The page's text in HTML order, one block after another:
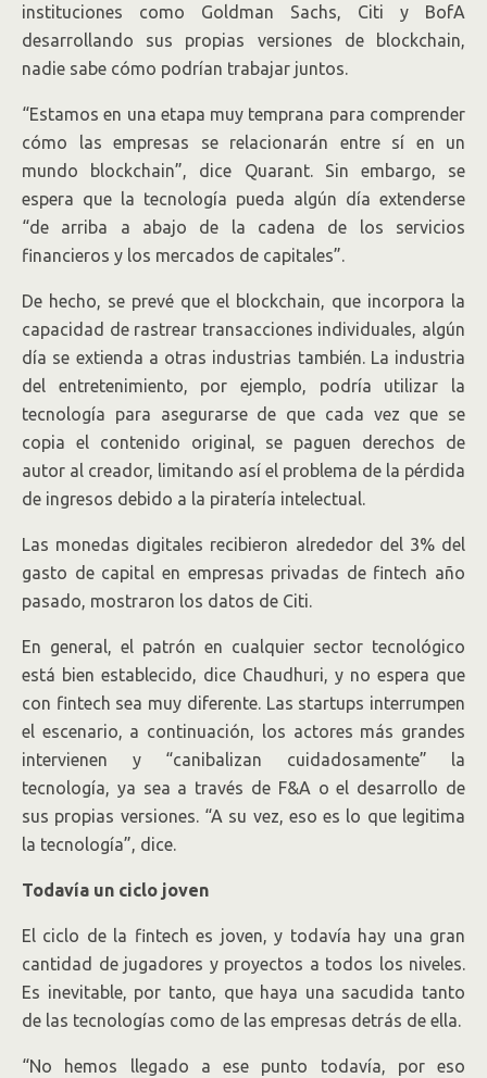
instituciones como Goldman Sachs, Citi y BofA
desarrollando sus propias versiones de blockchain,
nadie sabe cómo podrían trabajar juntos.
“Estamos en una etapa muy temprana para comprender
cómo las empresas se relacionarán entre sí en un
mundo blockchain”, dice Quarant. Sin embargo, se
espera que la tecnología pueda algún día extenderse
“de arriba a abajo de la cadena de los servicios
financieros y los mercados de capitales”.
De hecho, se prevé que el blockchain, que incorpora la
capacidad de rastrear transacciones individuales, algún
día se extienda a otras industrias también. La industria
del entretenimiento, por ejemplo, podría utilizar la
tecnología para asegurarse de que cada vez que se
copia el contenido original, se paguen derechos de
autor al creador, limitando así el problema de la pérdida
de ingresos debido a la piratería intelectual.
Las monedas digitales recibieron alrededor del 3% del
gasto de capital en empresas privadas de fintech año
pasado, mostraron los datos de Citi.
En general, el patrón en cualquier sector tecnológico
está bien establecido, dice Chaudhuri, y no espera que
con fintech sea muy diferente. Las startups interrumpen
el escenario, a continuación, los actores más grandes
intervienen y “canibalizan cuidadosamente” la
tecnología, ya sea a través de F&A o el desarrollo de
sus propias versiones. “A su vez, eso es lo que legitima
la tecnología”, dice.
Todavía un ciclo joven
El ciclo de la fintech es joven, y todavía hay una gran
cantidad de jugadores y proyectos a todos los niveles.
Es inevitable, por tanto, que haya una sacudida tanto
de las tecnologías como de las empresas detrás de ella.
“No hemos llegado a ese punto todavía, por eso